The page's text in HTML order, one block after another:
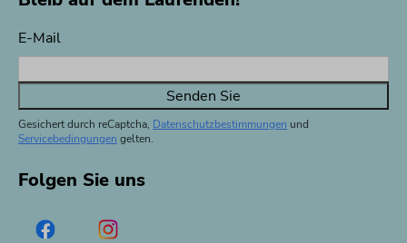
E-Mail
Senden Sie
Gesichert durch reCaptcha, Datenschutzbestimmungen und
Servicebedingungen gelten.
Folgen Sie uns